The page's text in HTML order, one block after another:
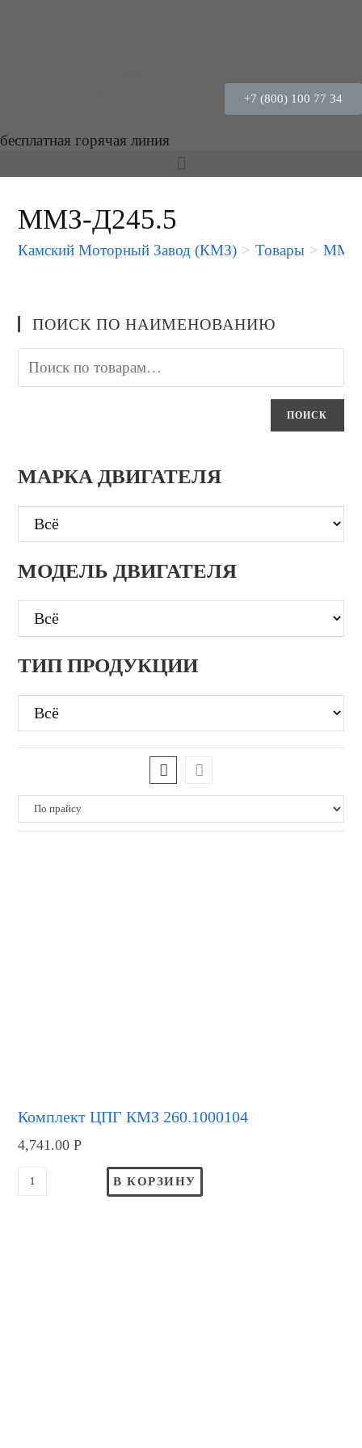
+7 (800) 100 77 34
бесплатная горячая линия
ММЗ-Д245.5
Камский Моторный Завод (КМЗ) > Товары > ММЗ-
ПОИСК ПО НАИМЕНОВАНИЮ
ПОИСК
МАРКА ДВИГАТЕЛЯ
МОДЕЛЬ ДВИГАТЕЛЯ
ТИП ПРОДУКЦИИ
Комплект ЦПГ КМЗ 260.1000104
4,741.00Р
В КОРЗИНУ